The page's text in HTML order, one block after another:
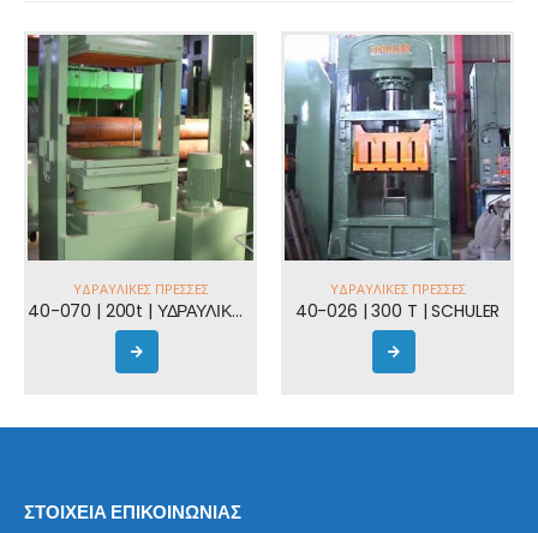
ΥΔΡΑΥΛΙΚΈΣ ΠΡΈΣΣΕΣ
40-070 | 200t | ΥΔΡΑΥΛΙΚΗ ΠΡΕΣΣΑ
ΥΔΡΑΥΛΙΚΈΣ ΠΡΈΣΣΕΣ
40-026 | 300 T | SCHULER
ΣΤΟΙΧΕΙΑ ΕΠΙΚΟΙΝΩΝΙΑΣ